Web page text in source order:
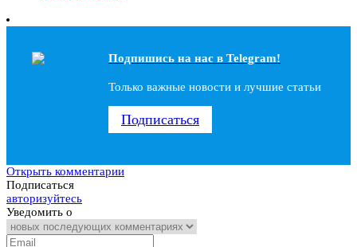
Подпишись на наc в Telegram!
Только важные новости и лучшие статьи
Подписаться
Открыть комментарии
Подписаться
авторизуйтесь
Уведомить о